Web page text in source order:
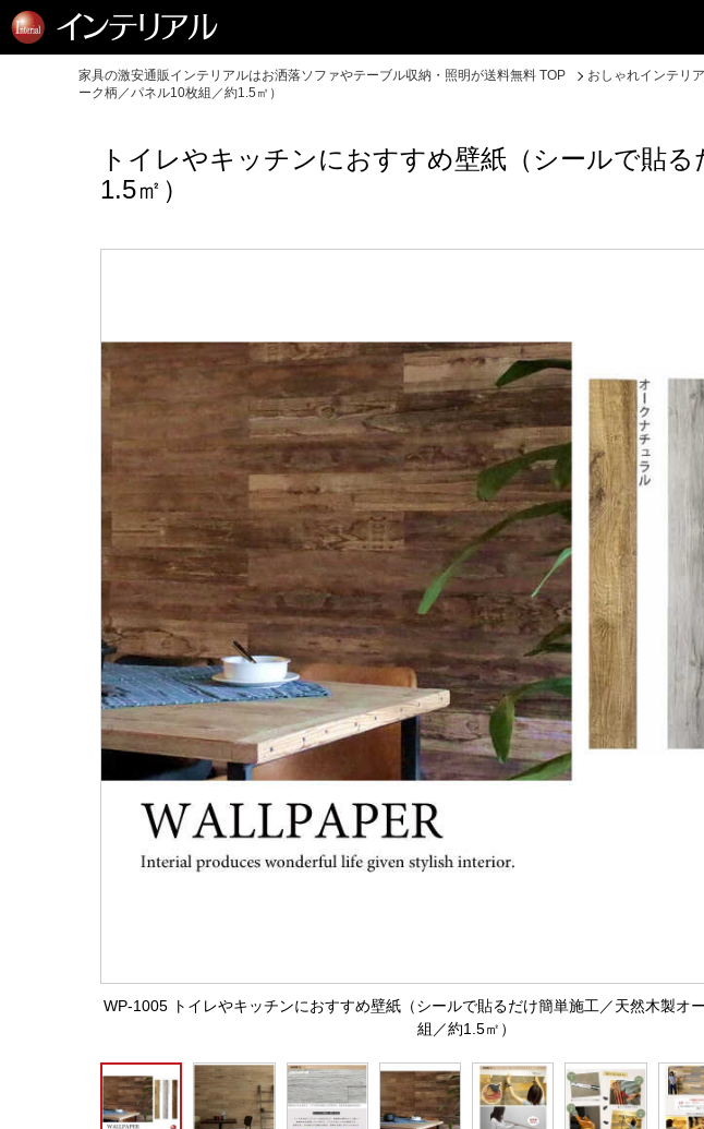
家具の激安通販インテリアルはお洒落ソファやテーブル収納・照明が送料無料 TOP おしゃれインテリ
ーク柄／パネル10枚組／約1.5㎡）
トイレやキッチンにおすすめ壁紙（シールで貼
1.5㎡）
WP-1005 トイレやキッチンにおすすめ壁紙（シールで貼るだけ簡単施工／天然木製オ
組／約1.5㎡）